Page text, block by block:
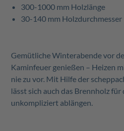
300-1000 mm Holzlänge
30-140 mm Holzdurchmesser
Gemütliche Winterabende vor
Kaminfeuer genießen – Heizen
nie zu vor. Mit Hilfe der
lässt sich auch das Brennholz
unkompliziert ablängen.